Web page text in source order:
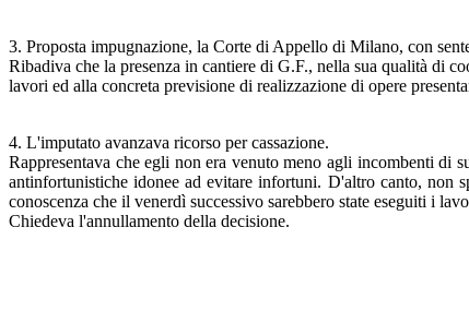
3. Proposta impugnazione, la Corte di Appello di Milano, con
Ribadiva che la presenza in cantiere di G.F., nella sua qualità di
lavori ed alla concreta previsione di realizzazione di opere
4. L'imputato avanzava ricorso per cassazione.
Rappresentava che egli non era venuto meno agli incombenti di
antinfortunistiche idonee ad evitare infortuni. D'altro canto, non
conoscenza che il venerdì successivo sarebbero state eseguiti i
Chiedeva l'annullamento della decisione.